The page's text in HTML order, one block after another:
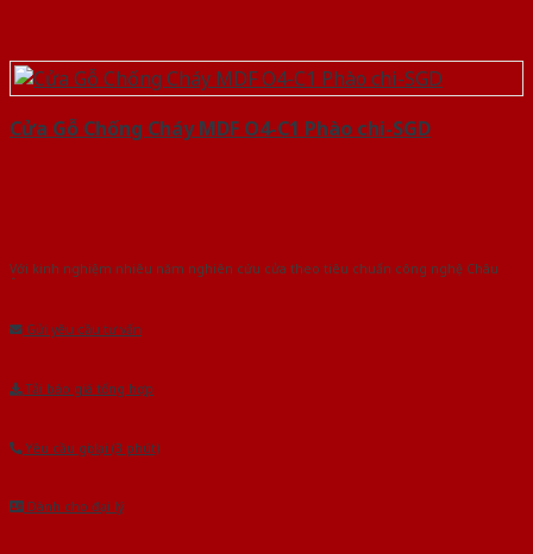
Cửa Gỗ Chống Cháy MDF O4-C1 Phào chi-SGD
Với kinh nghiệm nhiêu năm nghiên cứu cửa theo tiêu chuẩn công nghệ Châu
Gửi yêu cầu tư vấn
Tải báo giá tổng hợp
Yêu cầu gọi lại (3 phút)
Dành cho đại lý